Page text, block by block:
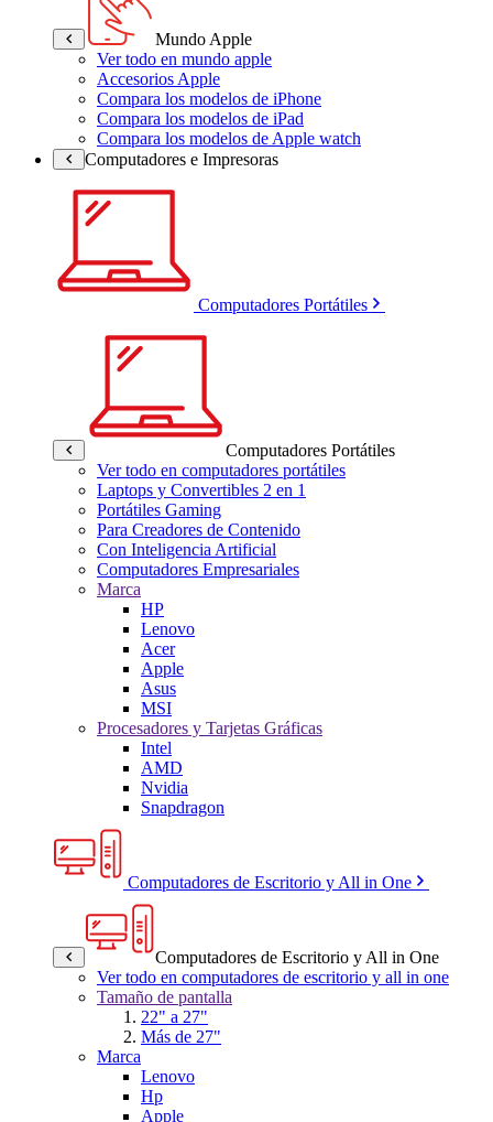
Mundo Apple
Ver todo en mundo apple
Accesorios Apple
Compara los modelos de iPhone
Compara los modelos de iPad
Compara los modelos de Apple watch
Computadores e Impresoras
Computadores Portátiles
Computadores Portátiles
Ver todo en computadores portátiles
Laptops y Convertibles 2 en 1
Portátiles Gaming
Para Creadores de Contenido
Con Inteligencia Artificial
Computadores Empresariales
Marca
HP
Lenovo
Acer
Apple
Asus
MSI
Procesadores y Tarjetas Gráficas
Intel
AMD
Nvidia
Snapdragon
Computadores de Escritorio y All in One
Computadores de Escritorio y All in One
Ver todo en computadores de escritorio y all in one
Tamaño de pantalla
22" a 27"
Más de 27"
Marca
Lenovo
Hp
Apple